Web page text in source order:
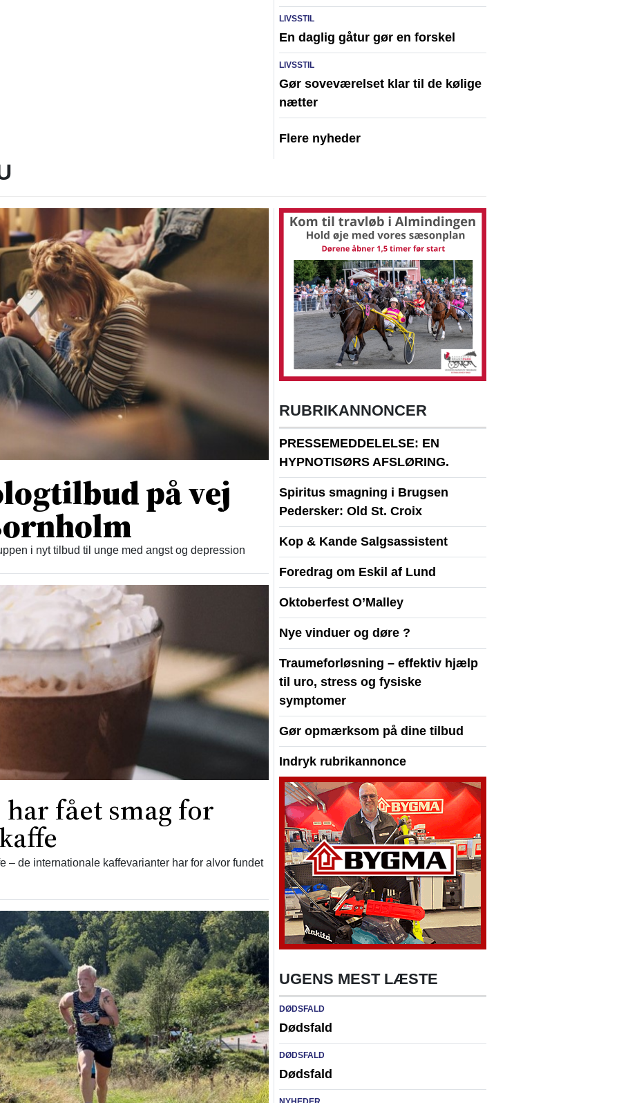
LIVSSTIL
En daglig gåtur gør en forskel
LIVSSTIL
Gør soveværelset klar til de kølige
nætter
Flere nyheder
på vej
i nyt tilbud til unge med angst og depression
fået smag for
– de internationale kaffevarianter har for alvor fundet
RUBRIKANNONCER
PRESSEMEDDELELSE: EN
HYPNOTISØRS AFSLØRING.
Spiritus smagning i Brugsen
Pedersker: Old St. Croix
Kop & Kande Salgsassistent
Foredrag om Eskil af Lund
Oktoberfest O’Malley
Nye vinduer og døre ?
Traumeforløsning – effektiv hjælp
til uro, stress og fysiske
symptomer
Gør opmærksom på dine tilbud
Indryk rubrikannonce
UGENS MEST LÆSTE
DØDSFALD
Dødsfald
DØDSFALD
Dødsfald